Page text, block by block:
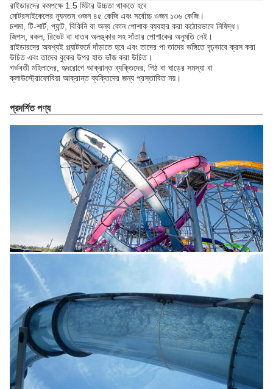
রাইডারদের কমপক্ষে 1.5 মিটার উচ্চতা থাকতে হবে
মোটরসাইকেলের ন্যূনতম ওজন ৪৫ কেজি এবং সর্বোচ্চ ওজন ১৩৬ কেজি।
চশমা, টি-শার্ট, প্যান্ট, বিকিনি বা অন্য কোন পোশাক ব্যবহার করা কঠোরভাবে নিষিদ্ধ।
জিপস, বকল, রিভেট বা ধাতব অলঙ্কার সহ সাঁতার পোশাকের অনুমতি নেই।
রাইডারদের অবশ্যই প্ল্যাটফর্মে দাঁড়াতে হবে এবং তাদের পা তাদের ভঙ্গিতে দৃঢ়ভাবে ক্রস করা
উচিত এবং তাদের বুকের উপর হাত ভাঁজ করা উচিত।
গর্ভবতী মহিলাদের, হৃদরোগে আক্রান্ত ব্যক্তিদের, পিঠ বা ঘাড়ের সমস্যা বা
ক্লাউস্ট্রোফোবিয়া আক্রান্ত ব্যক্তিদের জন্য প্রস্তাবিত নয়।
প্রদর্শিত পণ্য